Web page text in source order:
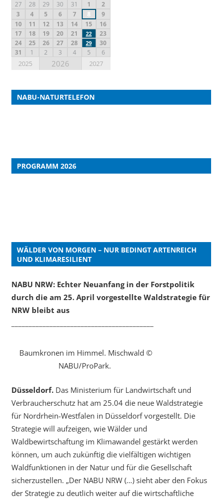
27 28 29 30 31 1
2
3
4 5 6 7 8
9
10
11 12 13 14 15
16
17
18 19 20 21 22
23
24
25 26 27 28 29
30
31
1 2 3 4 5 6
2025 2026 2027
NABU-NATURTELEFON
PROGRAMM 2026
WÄLDER VON MORGEN – NUR BEDINGT ARTENREICH
UND KLIMARESILIENT
NABU NRW: Echter Neuanfang in der Forstpolitik
durch die am 25. April vorgestellte Waldstrategie für
NRW bleibt aus
Baumkronen im Himmel. Mischwald ©
NABU/ProPark.
Düsseldorf.Das Ministerium für Landwirtschaft und
Verbraucherschutz hat am 25.04 die neue Waldstrategie
für Nordrhein-Westfalen in Düsseldorf vorgestellt. Die
Strategie will aufzeigen, wie Wälder und
Waldbewirtschaftung im Klimawandel gestärkt werden
können, um auch zukünftig die vielfältigen wichtigen
Waldfunktionen in der Natur und für die Gesellschaft
sicherzustellen. „Der NABU NRW (…) sieht aber den Fokus
der Strategie zu deutlich weiter auf die wirtschaftliche